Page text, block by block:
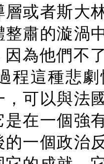
或者斯大
肅的漩渦
為他們不
程這種悲
，可以與法
在一個強
一個政治